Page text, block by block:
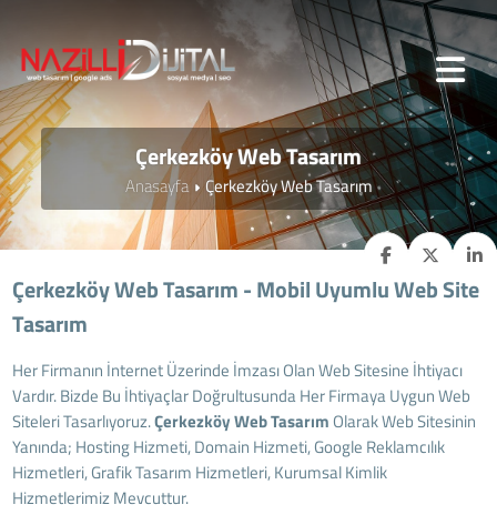
Çerkezköy Web Tasarım
Anasayfa Çerkezköy Web Tasarım
Çerkezköy Web Tasarım - Mobil Uyumlu Web Site
Tasarım
Her Firmanın İnternet Üzerinde İmzası Olan Web Sitesine İhtiyacı
Vardır. Bizde Bu İhtiyaçlar Doğrultusunda Her Firmaya Uygun Web
Siteleri Tasarlıyoruz.ÇerkezköyWeb Tasarım Olarak Web Sitesinin
Yanında; Hosting Hizmeti, Domain Hizmeti, Google Reklamcılık
Hizmetleri, Grafik Tasarım Hizmetleri, Kurumsal Kimlik
Hizmetlerimiz Mevcuttur.